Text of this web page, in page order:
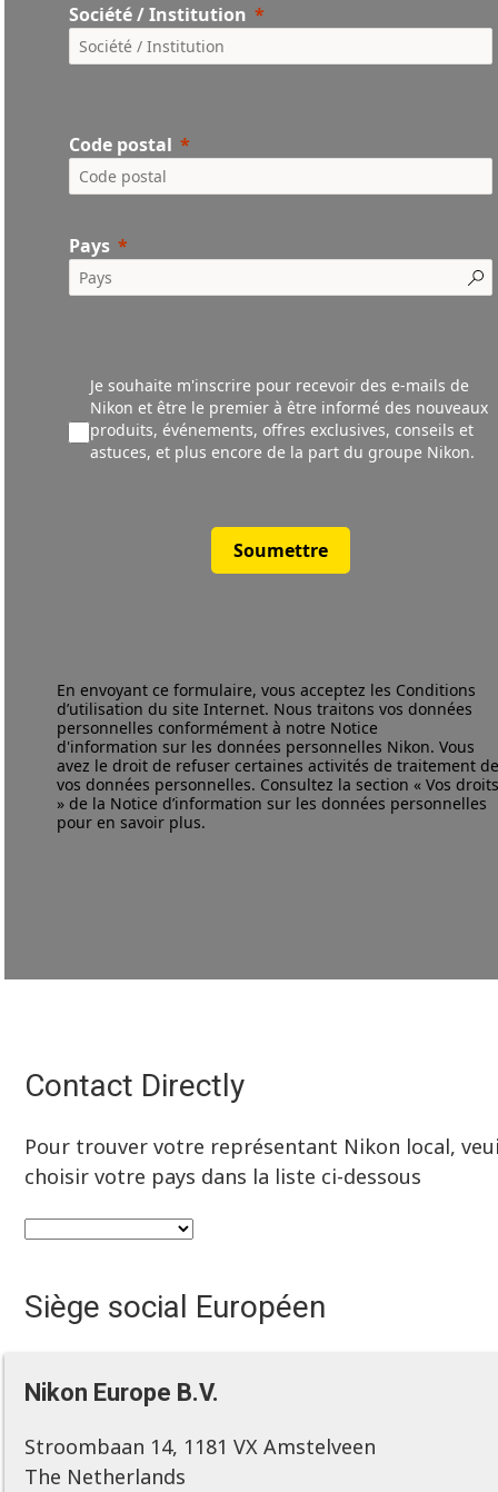
Société / Institution
Code postal
Pays
Je souhaite m'inscrire pour recevoir des e-mails de
Nikon et être le premier à être informé des nouveaux
produits,événements, offres exclusives, conseils et
astuces, et plus encore de la part du groupe Nikon.
Soumettre
En envoyant ce formulaire, vous acceptez les Conditions
d’utilisation du site Internet. Nous traitons vos données
personnelles conformément à notre Notice
d'information sur les données personnelles Nikon. Vous
avez le droit de refuser certaines activités de traitement
vos données personnelles. Consultez la section « Vos
» de la Notice d’information sur les données personnelles
pour en savoir plus.
Contact Directly
Pour trouver votre représentant Nikon local,
choisir votre pays dans la liste ci-dessous
Siège social Européen
Nikon Europe B.V.
Stroombaan 14, 1181 VX Amstelveen
The Netherlands